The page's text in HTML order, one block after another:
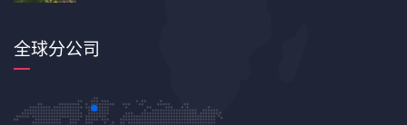
全球分公司